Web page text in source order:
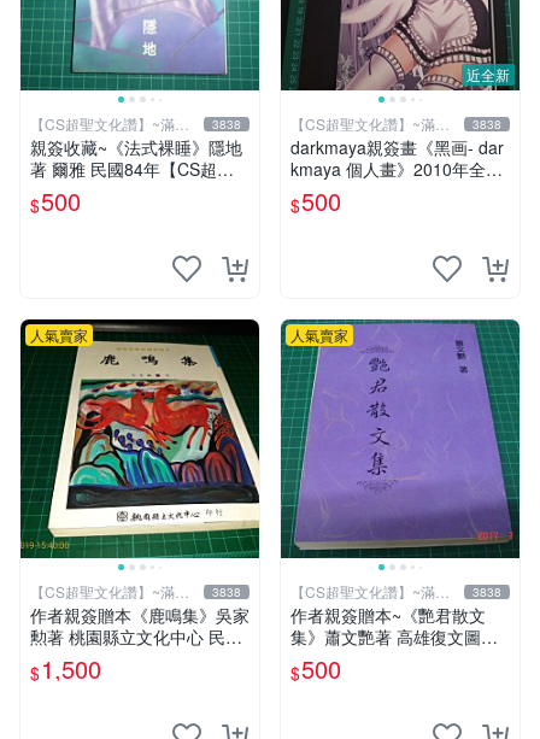
【CS超聖文化讚】~滿千
元送運
3838
親簽收藏~《法式裸睡》隱地
著 爾雅 民國84年【CS超聖
文化2讚】
$500
近全新
【CS超聖文化讚】~滿千
元送運
3838
darkmaya親簽畫《黑画- dar
kmaya 個人畫》2010年全彩
【CS超聖文化讚】
$500
人氣賣家
【CS超聖文化讚】~滿千
元送運
3838
作者親簽贈本《鹿鳴集》吳家
勲著 桃園縣立文化中心 民國
85年初版 8成新 【CS超聖文
化讚】
$1,500
人氣賣家
【CS超聖文化讚】~滿千
元送運
3838
作者親簽贈本~《艷君散文
集》蕭文艷著 高雄復文圖書
1997年修訂版 【CS超聖文化
讚】
$500